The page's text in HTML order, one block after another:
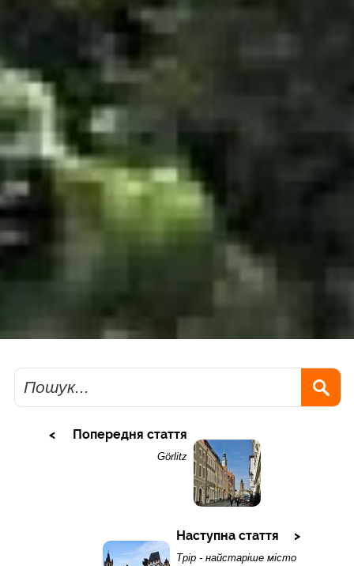
Пошук
Попередня стаття
Görlitz
Наступна стаття
Трір - найстаріше місто